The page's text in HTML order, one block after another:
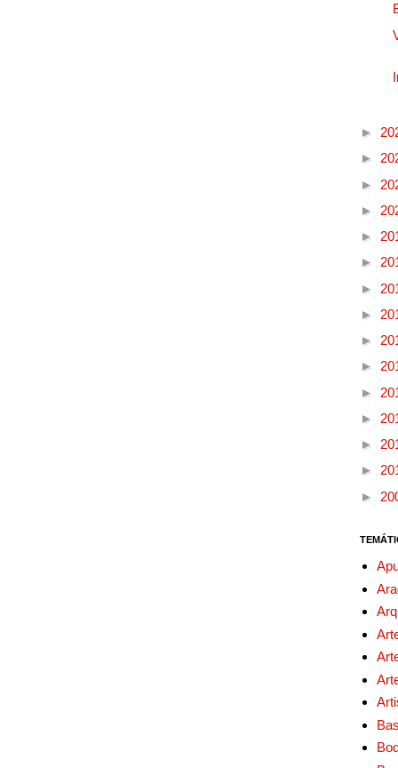
►
►
►
►
►
►
►
►
►
►
►
►
►
►
►